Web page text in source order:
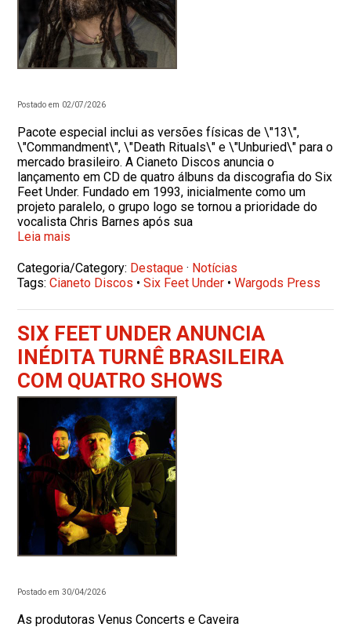
Postado em 02/07/2026
Pacote especial inclui as versões físicas de \"13\",
\"Commandment\", \"Death Rituals\" e \"Unburied\" para o
mercado brasileiro. A Cianeto Discos anuncia o
lançamento em CD de quatro álbuns da discografia do Six
Feet Under. Fundado em 1993, inicialmente como um
projeto paralelo, o grupo logo se tornou a prioridade do
vocalista Chris Barnes após sua
Leia mais
Categoria/Category: Destaque · Notícias
Tags:Cianeto Discos •Six Feet Under •Wargods Press
SIX FEET UNDER ANUNCIA
INÉDITA TURNÊ BRASILEIRA
COM QUATRO SHOWS
Postado em 30/04/2026
As produtoras Venus Concerts e Caveira